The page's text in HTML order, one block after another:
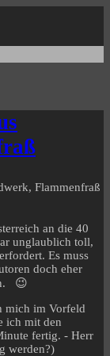
an die 40
unglaublich toll,
Es muss
doch eher
😉
mich im Vorfeld
ich mit den
fertig. - Herr
werden?)